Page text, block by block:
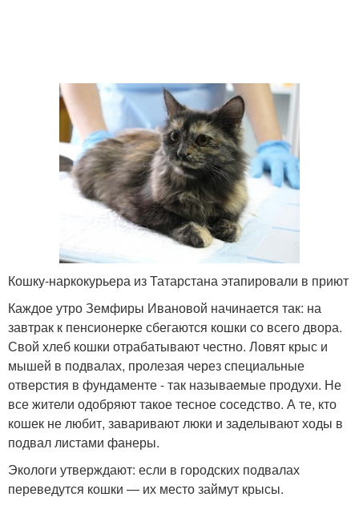
Кошку-наркокурьера из Татарстана этапировали в приют
Каждое утро Земфиры Ивановой начинается так: на
завтрак к пенсионерке сбегаются кошки со всего двора.
Свой хлеб кошки отрабатывают честно. Ловят крыс и
мышей в подвалах, пролезая через специальные
отверстия в фундаменте - так называемые продухи. Не
все жители одобряют такое тесное соседство. А те, кто
кошек не любит, заваривают люки и заделывают ходы в
подвал листами фанеры.
Экологи утверждают: если в городских подвалах
переведутся кошки — их место займут крысы.